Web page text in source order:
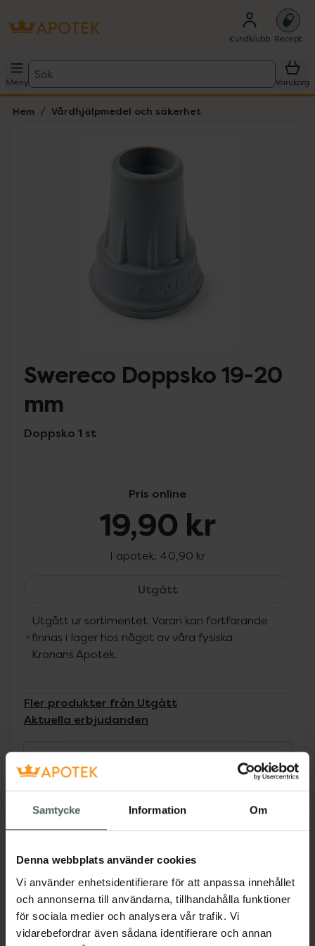
Samtycke Information Om
Denna webbplats använder cookies
Vi använder enhetsidentifierare för att anpassa innehållet
och annonserna till användarna, tillhandahålla funktioner
för sociala medier och analysera vår trafik. Vi
vidarebefordrar även sådana identifierare och annan
Kundklubb Recept
Meny
Sök
Varukorg
Hem Vårdhjälpmedel och säkerhet
Lista: . Innehåller 1 objekt.
Swereco Doppsko 19-20
mm
Doppsko 1 st
Pris online
19,90 kr
I apotek: 40,90 kr
UtgåttSwereco Doppsko 19-
Utgått ur sortimentet. Varan kan fortfarande
finnas i lager hos något av våra fysiska
Kronans Apotek.
Fler produkter från Utgått
Aktuella erbjudanden
Dölj
vara osäkra att använda utan en bra doppsko.
exempelvis isigt underlag och blöta löv. Vår
Doppsko är halksäker och slitstark. Tillverkad i
naturgummi.
Jämförpris
31,90 kr
st
EAN:07331427000681